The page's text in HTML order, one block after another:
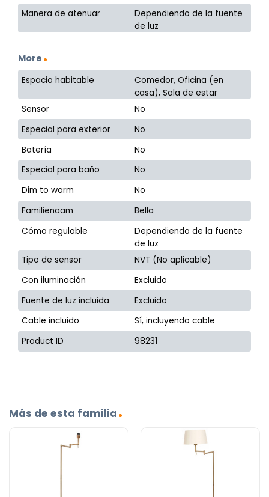
Manera de atenuar
Dependiendo de la fuente
de luz
More
Espacio habitable
Comedor, Oficina (en
casa), Sala de estar
Sensor
No
Especial para exterior
No
Batería
No
Especial para baño
No
Dim to warm
No
Familienaam
Bella
Cómo regulable
Dependiendo de la fuente
de luz
Tipo de sensor
NVT (No aplicable)
Con iluminación
Excluido
Fuente de luz incluida
Excluido
Cable incluido
Sí, incluyendo cable
Product ID
98231
Más de esta familia